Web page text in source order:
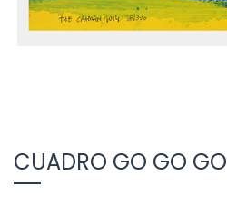
CUADRO GO GO GO